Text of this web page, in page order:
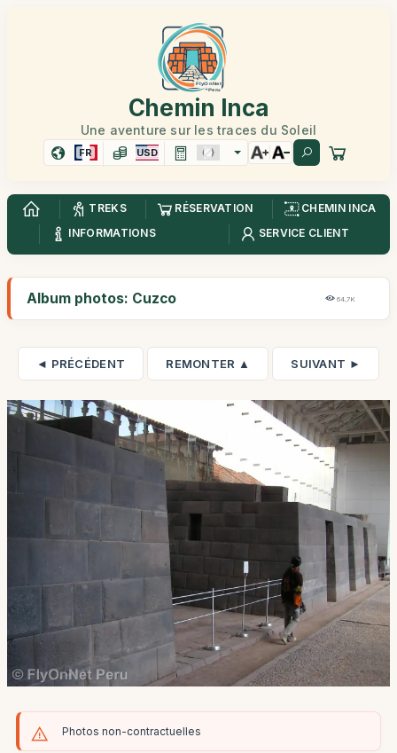
Chemin Inca
Une aventure sur les traces du Soleil
FR USD
TREKS RÉSERVATION
CHEMIN INCA
INFORMATIONS
SERVICE CLIENT
Album photos: Cuzco 64,7K
◄ PRÉCÉDENT REMONTER ▲ SUIVANT ►
Photos non-contractuelles